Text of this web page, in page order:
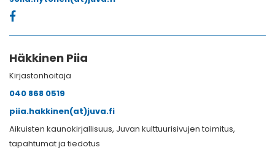
Häkkinen Piia
Kirjastonhoitaja
040 868 0519
piia.hakkinen(at)juva.fi
Aikuisten kaunokirjallisuus, Juvan kulttuurisivujen toimitus,
tapahtumat ja tiedotus